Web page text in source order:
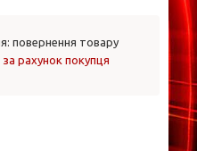
повернення товару
за рахунок покупця